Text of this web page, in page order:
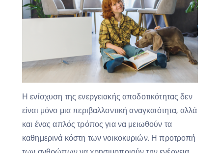
Η ενίσχυση της ενεργειακής αποδοτικότητας δεν
είναι μόνο μια περιβαλλοντική αναγκαιότητα, αλλά
και ένας απλός τρόπος για να μειωθούν τα
καθημερινά κόστη των νοικοκυριών. Η προτροπή